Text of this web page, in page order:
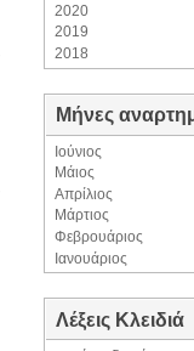
2020
2019
2018
Μήνες
Ιούνιος
Μάιος
Απρίλιος
Μάρτιος
Φεβρουάριος
Ιανουάριος
Λέξεις Κλειδιά